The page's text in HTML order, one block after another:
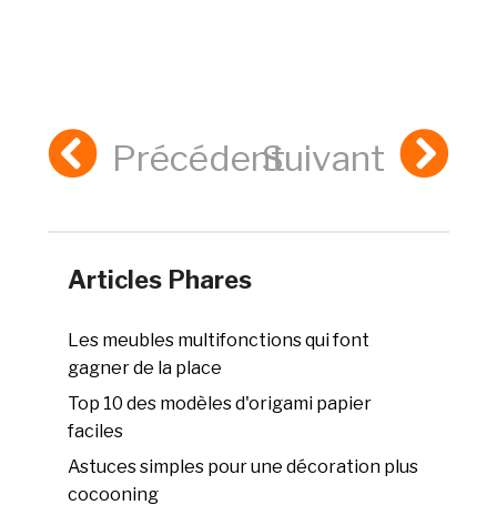
PrécédentSuivant
Articles Phares
Les meubles multifonctions qui font
gagner de la place
Top 10 des modèles d'origami papier
faciles
Astuces simples pour une décoration plus
cocooning